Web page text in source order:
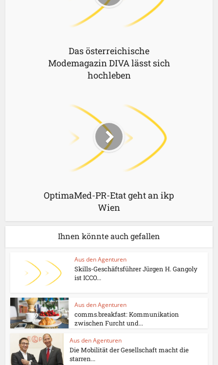
Das österreichische
Modemagazin DIVA lässt sich
hochleben
OptimaMed-PR-Etat geht an ikp
Wien
Ihnen könnte auch gefallen
Aus den Agenturen
Skills-Geschäftsführer Jürgen H. Gangoly
ist ICCO...
Aus den Agenturen
comms.breakfast: Kommunikation
zwischen Furcht und...
Aus den Agenturen
Die Mobilität der Gesellschaft macht die
starren...